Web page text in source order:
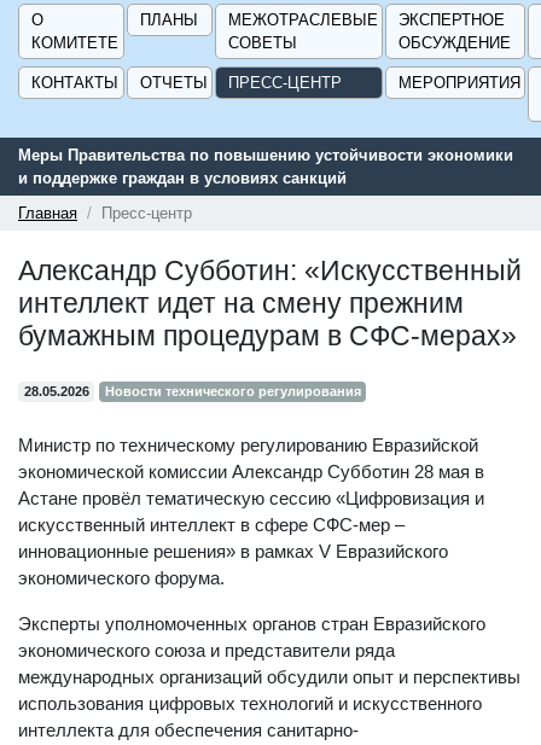
О
КОМИТЕТЕ
ПЛАНЫ
МЕЖОТРАСЛЕВЫЕ
СОВЕТЫ
ЭКСПЕРТНОЕ
ОБСУЖДЕНИЕ
КОНТАКТЫ ОТЧЕТЫ ПРЕСС-ЦЕНТР МЕРОПРИЯТИЯ
Меры Правительства по повышению устойчивости экономики
и поддержке граждан в условиях санкций
Главная
Пресс-центр
Александр Субботин: «Искусственный
интеллект идет на смену прежним
бумажным процедурам в СФС-мерах»
28.05.2026 Новости технического регулирования
Министр по техническому регулированию Евразийской
экономической комиссии Александр Субботин 28 мая в
Астане провёл тематическую сессию «Цифровизация и
искусственный интеллект в сфере СФС-мер –
инновационные решения» в рамках V Евразийского
экономического форума.
Эксперты уполномоченных органов стран Евразийского
экономического союза и представители ряда
международных организаций обсудили опыт и перспективы
использования цифровых технологий и искусственного
интеллекта для обеспечения санитарно-